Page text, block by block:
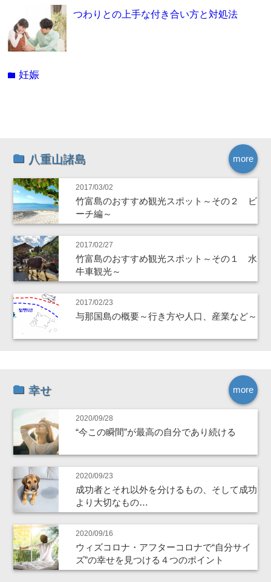
つわりとの上手な付き合い方と対処法
folder妊娠
more
八重山諸島
2017/03/02
竹富島のおすすめ観光スポット～その２ ビ
ーチ編～
2017/02/27
竹富島のおすすめ観光スポット～その１ 水
牛車観光～
2017/02/23
与那国島の概要～行き方や人口、産業など～
more
幸せ
2020/09/28
“今この瞬間”が最高の自分であり続ける
2020/09/23
成功者とそれ以外を分けるもの、そして成功
より大切なもの…
2020/09/16
ウィズコロナ・アフターコロナで“自分サイ
ズ”の幸せを見つける４つのポイント